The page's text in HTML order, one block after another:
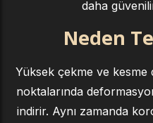
daha
Neden
Yüksek çekme ve kesme
noktalarında
indirir. Aynı zamanda